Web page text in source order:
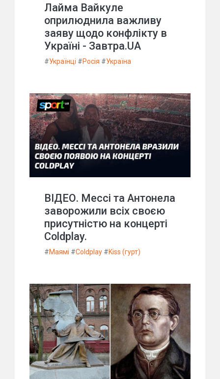
Лайма Вайкуле
оприлюднила важливу
заяву щодо конфлікту в
Україні - Завтра.UA
#Українці #Росія #Україна
ВІДЕО. Мессі та Антонела
заворожили всіх своєю
присутністю на концерті
Coldplay.
#Маямі #Coldplay #Kiss (гурт)